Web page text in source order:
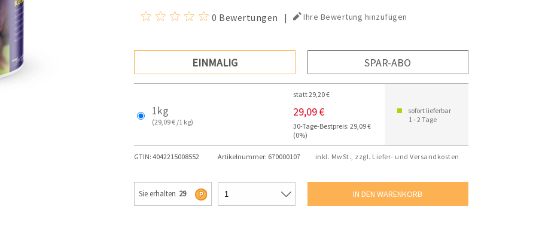
0 Bewertungen | Ihre Bewertung hinzufügen
EINMALIG SPAR-ABO
1kg
(29,09 € /1 kg)
statt 29,20 €
29,09 €
30-Tage-Bestpreis: 29,09 €
(0%)
sofort lieferbar
1 - 2 Tage
GTIN: 4042215008552 Artikelnummer: 670000107 inkl. MwSt., zzgl. Liefer- und Versandkosten
Sie erhalten 29